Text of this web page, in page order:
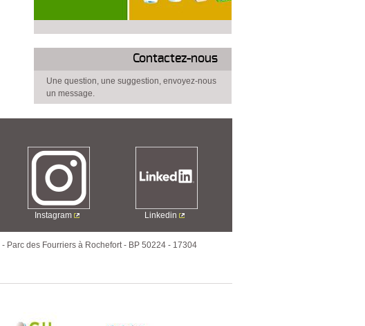
Contactez-nous
Une question, une suggestion, envoyez-nous
un message.
Instagram Linkedin
- Parc des Fourriers à Rochefort- BP 50224 - 17304